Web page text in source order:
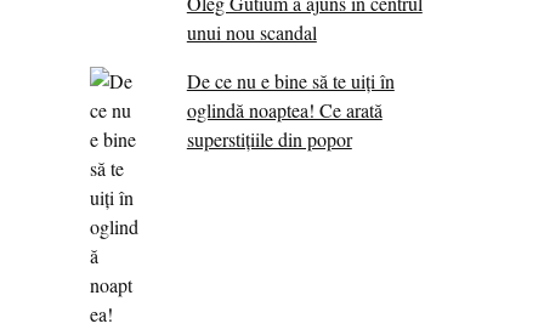
unui nou scandal
De ce nu e bine să te uiți în
oglindă noaptea! Ce arată
superstițiile din popor